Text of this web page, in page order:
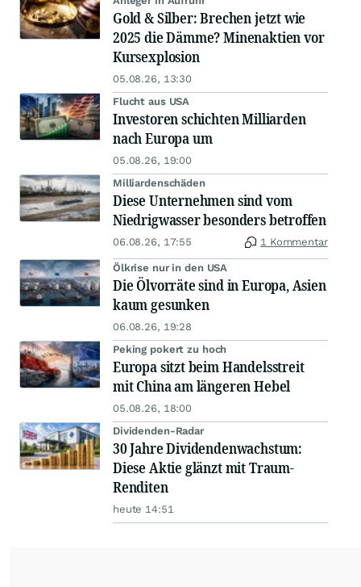
Gold & Silber: Brechen jetzt wie
2025 die Dämme? Minenaktien vor
Kursexplosion
05.08.26, 13:30
Flucht aus USA
Investoren schichten Milliarden
nach Europa um
05.08.26, 19:00
Milliardenschäden
Diese Unternehmen sind vom
Niedrigwasser besonders betroffen
06.08.26, 17:55 1 Kommentar
Ölkrise nur in den USA
Die Ölvorräte sind in Europa, Asien
kaum gesunken
06.08.26, 19:28
Peking pokert zu hoch
Europa sitzt beim Handelsstreit
mit China am längeren Hebel
05.08.26, 18:00
Dividenden-Radar
30 Jahre Dividendenwachstum:
Diese Aktie glänzt mit Traum-
Renditen
heute 14:51